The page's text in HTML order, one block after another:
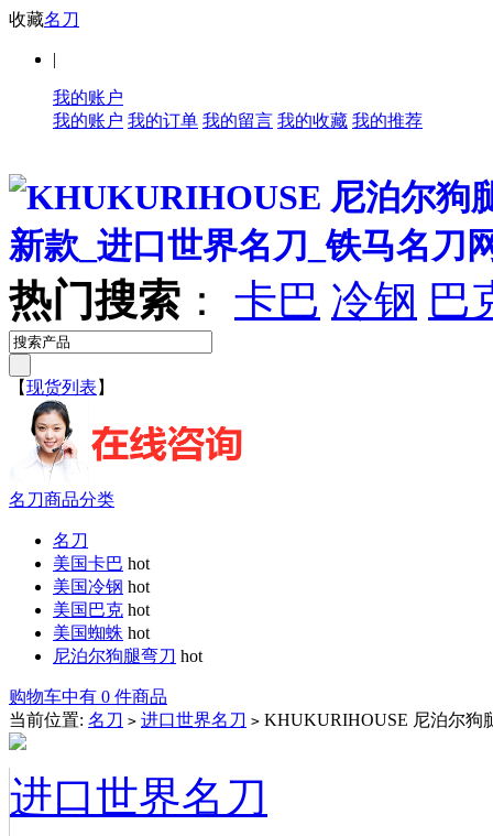
收藏名刀
|
我的账户
我的账户 我的订单 我的留言 我的收藏 我的推荐
热门搜索 ： 卡巴 冷钢 巴
【现货列表 】
名刀商品分类
名刀
美国卡巴 hot
美国冷钢 hot
美国巴克 hot
美国蜘蛛 hot
尼泊尔狗腿弯刀 hot
购物车中有 0 件商品
当前位置: 名刀 > 进口世界名刀 > KHUKURIHOUSE 尼泊尔狗
进口世界名刀